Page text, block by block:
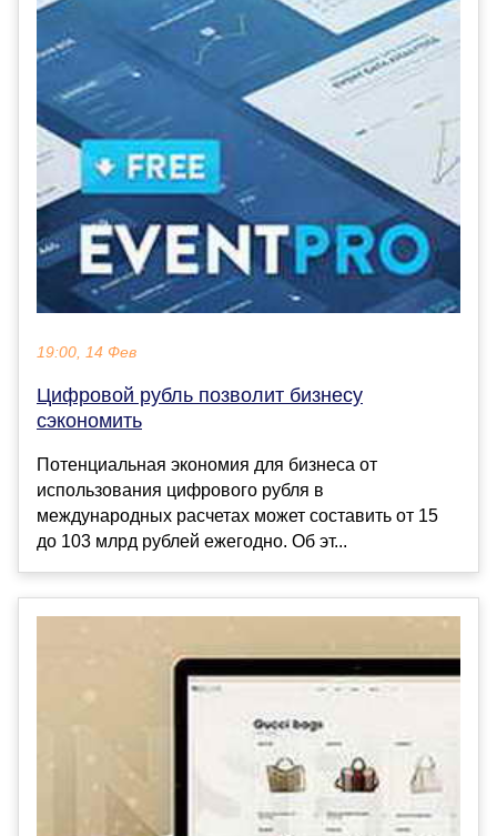
19:00, 14 Фев
Цифровой рубль позволит бизнесу
сэкономить
Потенциальная экономия для бизнеса от
использования цифрового рубля в
международных расчетах может составить от 15
до 103 млрд рублей ежегодно. Об эт...